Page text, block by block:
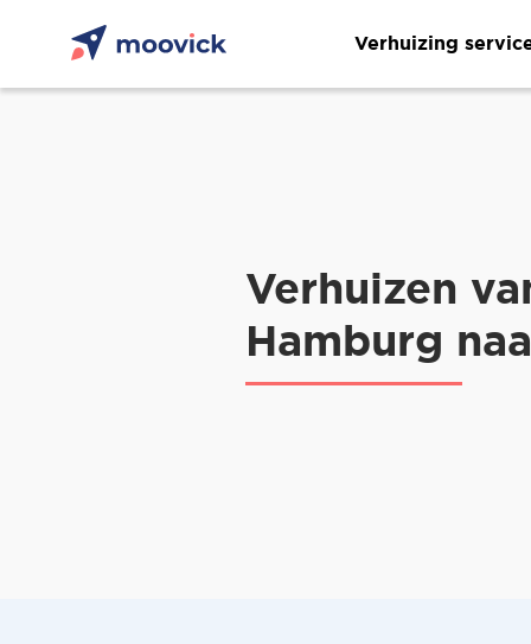
Verhuizing
Verhuizen
Hamburg